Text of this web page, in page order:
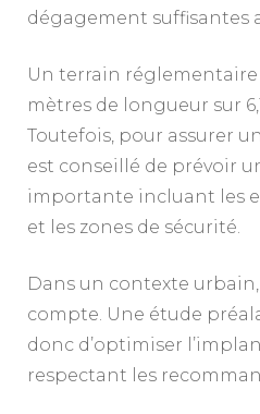
dégagement suffisantes
Un terrain réglementaire
mètres de longueur sur
Toutefois, pour assurer
est conseillé de prévoir
importante incluant les
et les zones de sécurité.
Dans un contexte
compte. Une étude
donc d’optimiser
respectant les